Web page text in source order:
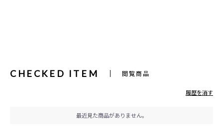
CHECKED ITEM 閲覧商品
履歴を消す
最近見た商品がありません。